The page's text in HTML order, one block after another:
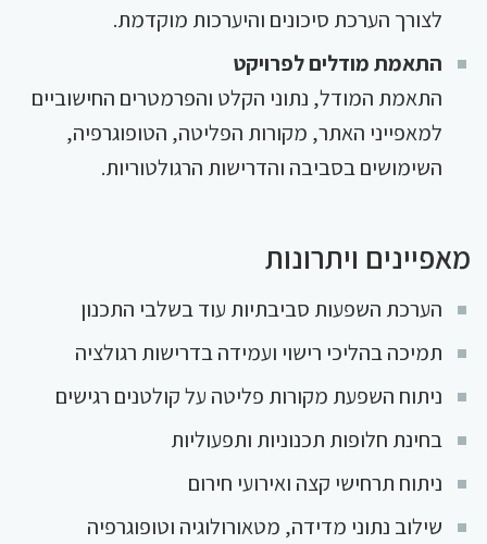
לצורך הערכת סיכונים והיערכות מוקדמת.
התאמת מודלים לפרויקט
התאמת המודל, נתוני הקלט והפרמטרים החישוביים
למאפייני האתר, מקורות הפליטה, הטופוגרפיה,
השימושים בסביבה והדרישות הרגולטוריות.
מאפיינים ויתרונות
הערכת השפעות סביבתיות עוד בשלבי התכנון
תמיכה בהליכי רישוי ועמידה בדרישות רגולציה
ניתוח השפעת מקורות פליטה על קולטנים רגישים
בחינת חלופות תכנוניות ותפעוליות
ניתוח תרחישי קצה ואירועי חירום
שילוב נתוני מדידה, מטאורולוגיה וטופוגרפיה